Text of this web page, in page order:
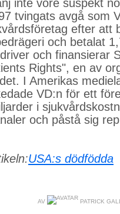
inte vore suspekt
tvingats avgå som
efter att
och betalat
och finansierar
Rights", en av
I Amerikas
VD:n för ett
i
och påstå sig
USA:s dödfödda
AV PATRICK